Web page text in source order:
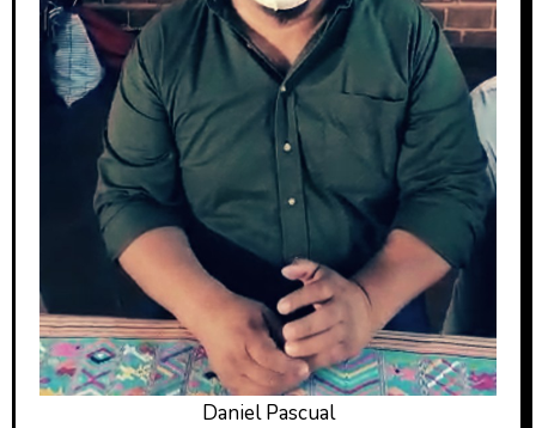
Daniel Pascual